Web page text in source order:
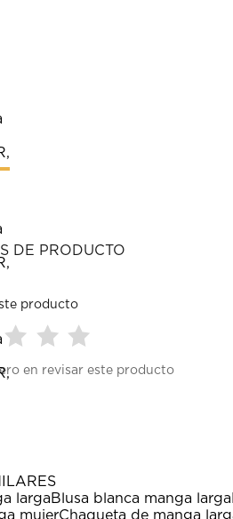
DE PRODUCTO
producto
para
estrellas.
Esta
acción
para
estrellas.
Esta
acción
para
Esta
acción
en revisar este producto
largaBlusa blanca manga larga
mujerChaqueta de manga